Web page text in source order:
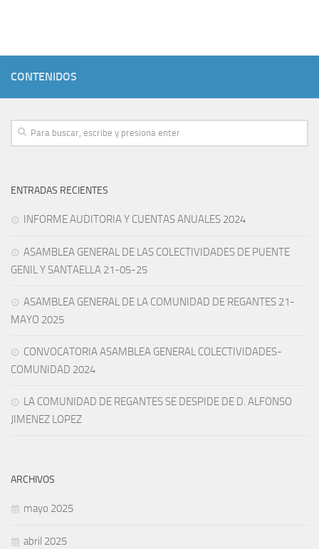
Perfil del Contratante
CONTENIDOS
ENTRADAS RECIENTES
INFORME AUDITORIA Y CUENTAS ANUALES 2024
ASAMBLEA GENERAL DE LAS COLECTIVIDADES DE PUENTE
GENIL Y SANTAELLA 21-05-25
ASAMBLEA GENERAL DE LA COMUNIDAD DE REGANTES 21-
MAYO 2025
CONVOCATORIA ASAMBLEA GENERAL COLECTIVIDADES-
COMUNIDAD 2024
LA COMUNIDAD DE REGANTES SE DESPIDE DE D. ALFONSO
JIMENEZ LOPEZ
ARCHIVOS
mayo 2025
abril 2025